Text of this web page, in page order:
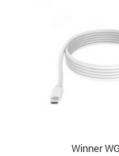
Winner